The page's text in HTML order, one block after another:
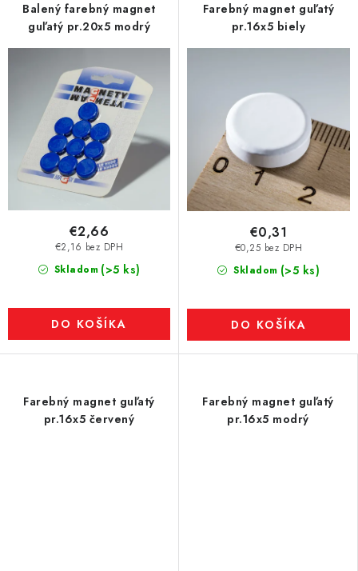
Balený farebný magnet
guľatý pr.20x5 modrý
Skladom (>5 ks)
€2,16 bez DPH
€2,66
DO KOŠÍKA
Farebný magnet guľatý
pr.16x5 biely
Skladom (>5 ks)
€0,25 bez DPH
€0,31
DO KOŠÍKA
Farebný magnet guľatý
pr.16x5 červený
Farebný magnet guľatý
pr.16x5 modrý